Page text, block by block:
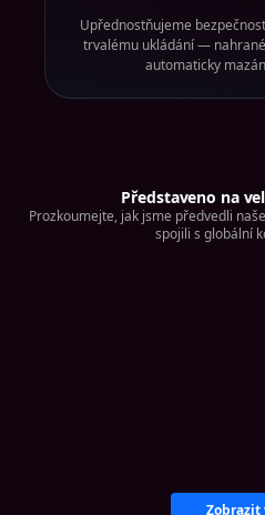
Upřednostňujeme
trvalému ukládání —
automaticky
Představeno na
Prozkoumejte, jak jsme předvedli
spojili s globální
Zobrazit